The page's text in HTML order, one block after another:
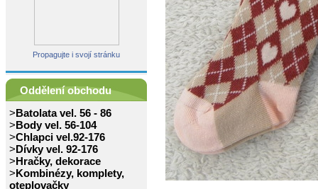
Propagujte i svojí stránku
Oddělení obchodu
>Batolata vel. 56 - 86
>Body vel. 56-104
>Chlapci vel.92-176
>Dívky vel. 92-176
>Hračky, dekorace
>Kombinézy, komplety,
oteplovačky